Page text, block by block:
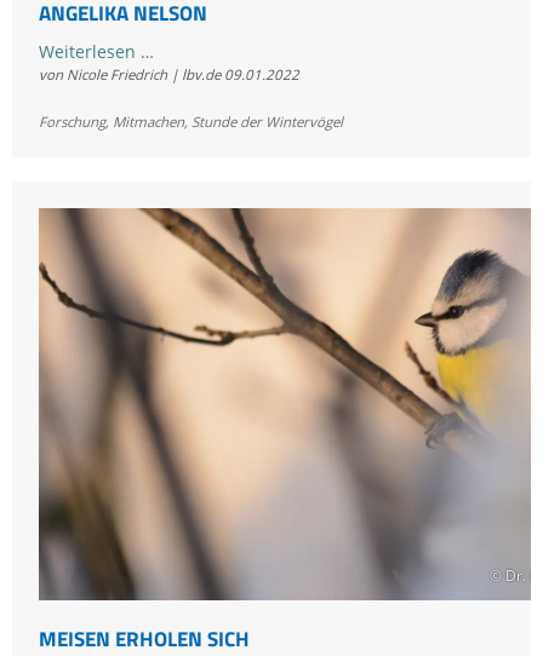
ANGELIKA NELSON
Weiterlesen …
am
Zähltag
mit
Angelika
Nelson
von Nicole Friedrich | lbv.de 09.01.2022
Forschung, Mitmachen, Stunde der Wintervögel
© Dr.
MEISEN ERHOLEN SICH